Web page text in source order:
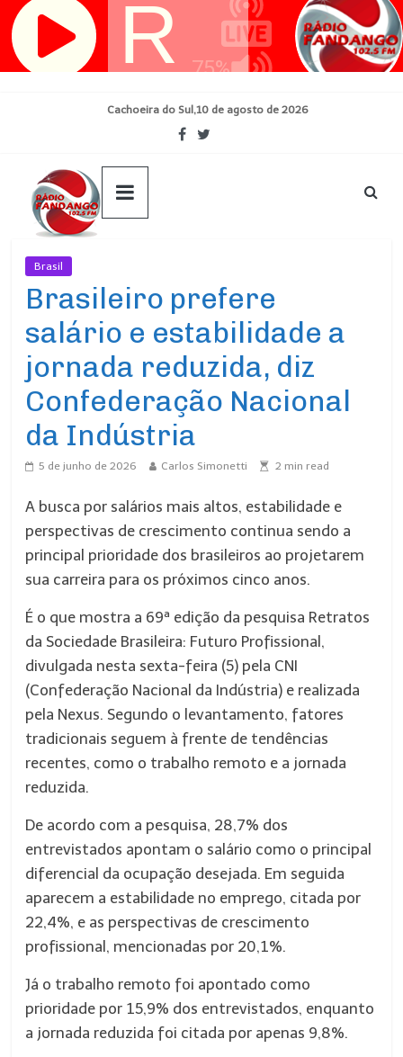
Pular
para
Cachoeira do Sul,10 de agosto de 2026
Brasil
Brasileiro prefere
salário e estabilidade a
jornada reduzida, diz
Confederação Nacional
da Indústria
5 de junho de 2026 Carlos Simonetti 2 min read
A busca por salários mais altos, estabilidade e
perspectivas de crescimento continua sendo a
principal prioridade dos brasileiros ao projetarem
sua carreira para os próximos cinco anos.
É o que mostra a 69ª edição da pesquisa Retratos
da Sociedade Brasileira: Futuro Profissional,
divulgada nesta sexta-feira (5) pela CNI
(Confederação Nacional da Indústria) e realizada
pela Nexus. Segundo o levantamento, fatores
tradicionais seguem à frente de tendências
recentes, como o trabalho remoto e a jornada
reduzida.
De acordo com a pesquisa, 28,7% dos
entrevistados apontam o salário como o principal
diferencial da ocupação desejada. Em seguida
aparecem a estabilidade no emprego, citada por
22,4%, e as perspectivas de crescimento
profissional, mencionadas por 20,1%.
Já o trabalho remoto foi apontado como
prioridade por 15,9% dos entrevistados, enquanto
a jornada reduzida foi citada por apenas 9,8%.